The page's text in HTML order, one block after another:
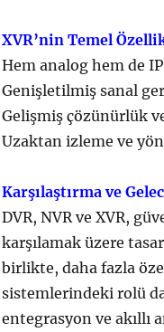
XVR’nin Temel
Hem analog hem de
Genişletilmiş sanal
Gelişmiş çözünürlük
Uzaktan izleme ve
Karşılaştırma ve
DVR, NVR ve XVR,
karşılamak üzere
birlikte, daha fazla
sistemlerindeki rolü
entegrasyon ve